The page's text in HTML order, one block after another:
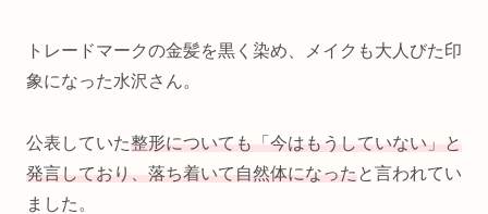
トレードマークの金髪を黒く染め、メイクも大人びた印
象になった水沢さん。
公表していた整形についても「今はもうしていない」と
発言しており、落ち着いて自然体になったと言われてい
ました。